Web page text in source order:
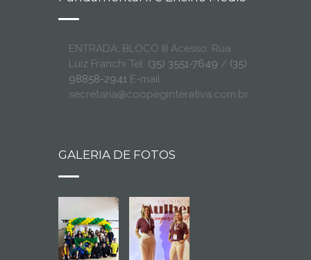
ENTRADA: BLOCO III Acesso: Rua
Luiz Franchi Tel: (35) 3551-7649 / (35)
98858-2941 E-mail:
secretaria@coopeginterativa.com.br
GALERIA DE FOTOS